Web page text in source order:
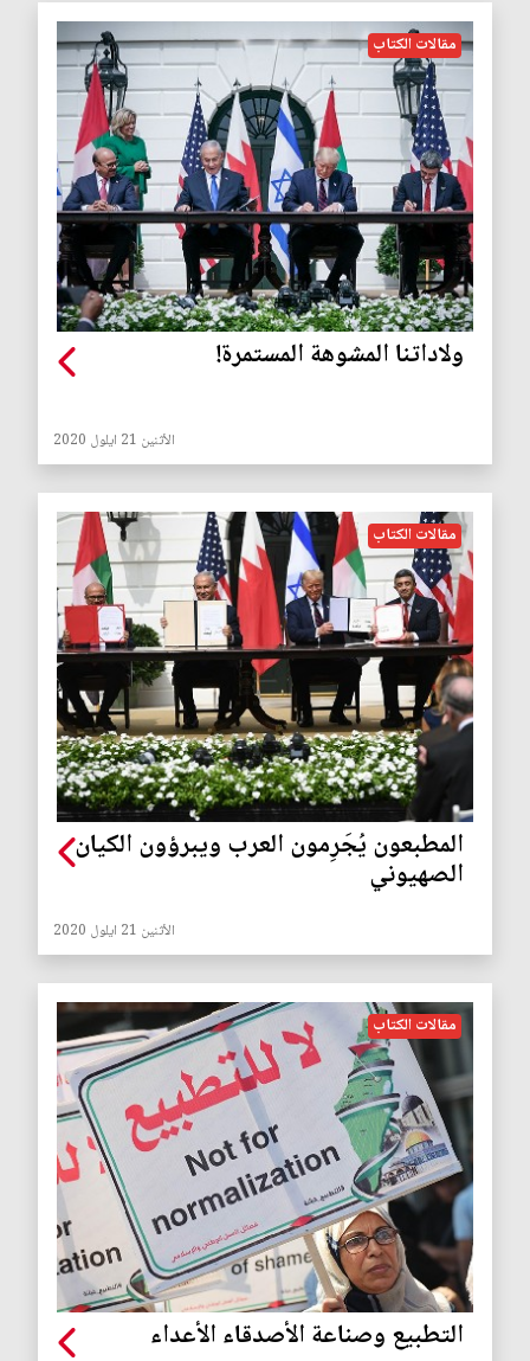
مقالات الكتاب
ولاداتنا المشوهة المستمرة!
الأثنين 21 ايلول 2020
مقالات الكتاب
المطبعون يُجَرِمون العرب ويبرؤون الكيان
الصهيوني
الأثنين 21 ايلول 2020
مقالات الكتاب
التطبيع وصناعة الأصدقاء الأعداء